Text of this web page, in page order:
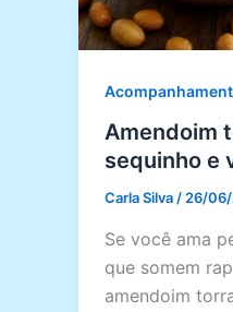
Amendoim
sequinho e
Carla Silva/26/
Se você ama
que somem
amendoim